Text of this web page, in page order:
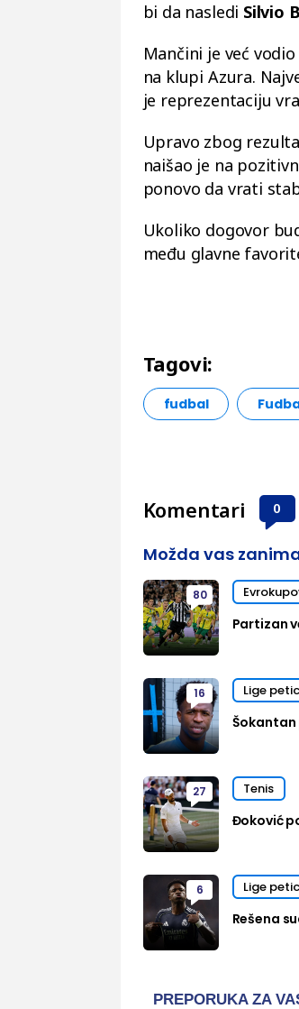
bi da nasledi Silvio
Mančini je već
na klupi Azura.
je reprezentaciju
Upravo zbog
naišao je na
ponovo da vrati
Ukoliko dogovor
među glavne
Tagovi:
fudbal
Komentari 0
Možda vas
80
Partizan
16 Lige
Šokantan
27 Tenis
Đoković
6 Lige
Rešena
PREPORUKA ZA